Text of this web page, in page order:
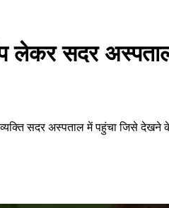
लेकर सदर
सदर अस्पताल में पहुंचा जिसे देखने